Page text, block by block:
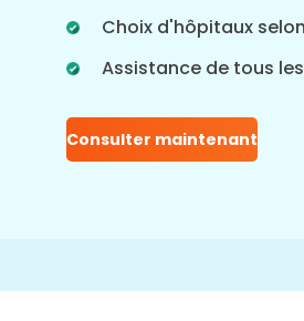
Choix d'hôpitaux
Assistance de tous
Consulter maintenant
traitement.